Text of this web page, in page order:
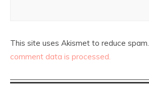
This site uses Akismet to reduce spam.
comment data is processed.